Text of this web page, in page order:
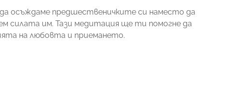
осъждаме предшественичките си наместо да
силата им. Тази медитация ще ти помогне да
на любовта и приемането.